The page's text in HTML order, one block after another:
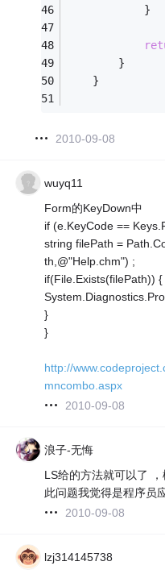
            }
        }
    }
2010-09-08
wuyq11
Form的KeyDown中
if (e.KeyCode ==
string filePath =
th,@"Help.chm") ;
if(File.Exists(filePath)) {
}
}
http://
mncombo.aspx
2010-09-08
浪子-无悔
LS给的方法就可以了 ，
此问题我觉得是程序员
2010-09-08
lzj314145738